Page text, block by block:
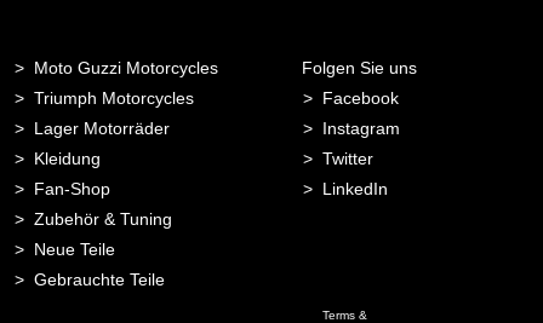
Moto Guzzi Motorcycles
Triumph Motorcycles
Lager Motorräder
Kleidung
Fan-Shop
Zubehör & Tuning
Neue Teile
Gebrauchte Teile
Folgen Sie uns
Facebook
Instagram
Twitter
LinkedIn
Terms &